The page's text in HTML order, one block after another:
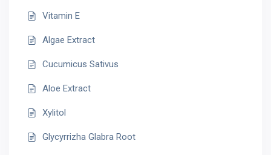
Vitamin E
Algae Extract
Cucumicus Sativus
Aloe Extract
Xylitol
Glycyrrizha Glabra Root